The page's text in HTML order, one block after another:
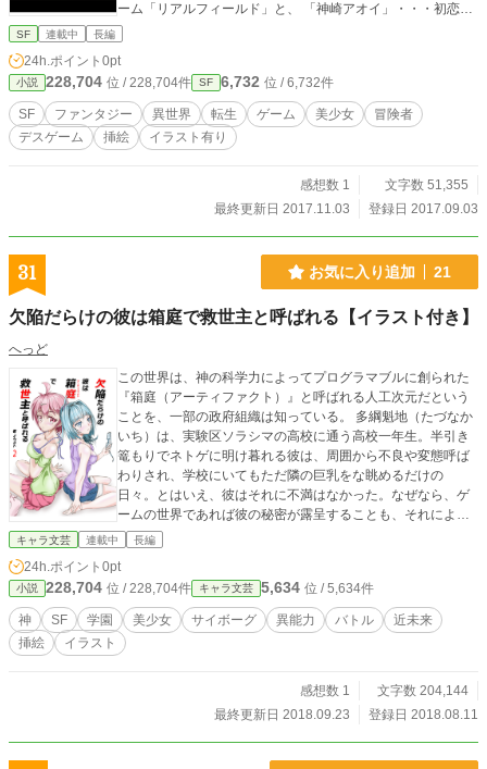
ーム「リアルフィールド」と、 「神崎アオイ」・・・初恋の
女子。 だが、神崎アオイには 大きな心の闇が存在する。
甲斐が、 ジンギの潜在能力をー100%に解放する！
SF 連載中 長編
24h.ポイント 0pt
小説 228,704 位 / 228,704件 SF 6,732 位 / 6,732件
SF ファンタジー 異世界 転生 ゲーム 美少女
冒険者
デスゲーム
挿絵 イラスト有り
感想数 1
文字数 51,355
最終更新日 2017.11.03
登録日 2017.09.03
31 お気に入り追加 21
欠陥だらけの彼は箱庭で救世主と呼ばれる【イラスト付き】
へっど
この世界は、神の科学力によってプログラマブルに創られた
『箱庭（アーティファクト）』と呼ばれる人工次元だという
ことを、一部の政府組織は知っている。 多綱魁地（たづなか
いち）は、実験区ソラシマの高校に通う高校一年生。半引き
篭もりでネトゲに明け暮れる彼は、周囲から不良や変態呼ば
わりされ、学校にいてもただ隣の巨乳をな眺めるだけの
日々。とはいえ、彼はそれに不満はなかった。なぜなら、ゲ
ームの世界であれば彼の秘密が露呈することも、それによっ
て彼を拒絶する者もいないからだ。 しかし、そんな彼の日常
突然、世界の命運を握らされた彼を取り巻く異能力集団バグ
ズの個性派たち。そして、その裏で動き出す神の所業。 これ
は、彼、多綱魁地が、あの時ほぼ死んでから先のストーリー
である。 ****************** ファンタジー全盛のアルファポリ
スで掲載するならファンタジーカテゴリで投稿していこう、
ではＳＦファンタジーだからＯＫと言い張りたいところでは
あるが、登場人物各人のキャラがたっているので、後にカテ
キャラ文芸 連載中 長編
24h.ポイント 0pt
小説 228,704 位 / 228,704件 キャラ文芸 5,634 位 / 5,634件
神 SF 学園 美少女 サイボーグ 異能力 バトル
近未来
挿絵
イラスト
感想数 1
文字数 204,144
最終更新日 2018.09.23
登録日 2018.08.11